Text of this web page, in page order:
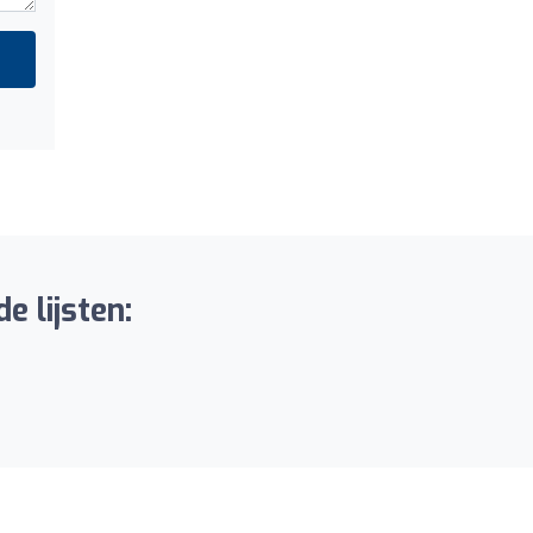
lijsten: